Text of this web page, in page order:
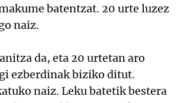
batentzat. 20 urte luzez
naiz.
da, eta 20 urtetan aro
ezberdinak biziko ditut.
naiz. Leku batetik bestera